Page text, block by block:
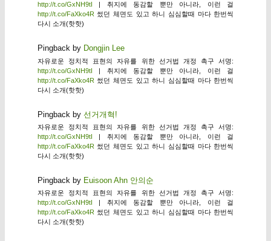
http://t.co/GxNH9tI
| 취지에 동감할 뿐만 아니라, 이런 걸
http://t.co/FaXko4R썼던 체면도 있고 하니 심심할때 마다 한번씩
다시 소개(핫핫)
Pingback by Dongjin Lee
자유로운 정치적 표현의 자유를 위한 선거법 개정 촉구 서명:
http://t.co/GxNH9tI | 취지에 동감할 뿐만 아니라, 이런 걸
http://t.co/FaXko4R썼던 체면도 있고 하니 심심할때 마다 한번씩
다시 소개(핫핫)
Pingback by 선거개혁!
자유로운 정치적 표현의 자유를 위한 선거법 개정 촉구 서명:
http://t.co/GxNH9tI | 취지에 동감할 뿐만 아니라, 이런 걸
http://t.co/FaXko4R썼던 체면도 있고 하니 심심할때 마다 한번씩
다시 소개(핫핫)
Pingback by Euisoon Ahn 안의순
자유로운 정치적 표현의 자유를 위한 선거법 개정 촉구 서명:
http://t.co/GxNH9tI | 취지에 동감할 뿐만 아니라, 이런 걸
http://t.co/FaXko4R썼던 체면도 있고 하니 심심할때 마다 한번씩
다시 소개(핫핫)